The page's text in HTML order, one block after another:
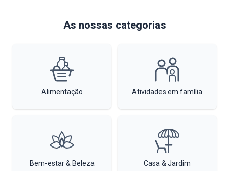
As nossas categorias
Alimentação Atividades em família
Bem-estar & Beleza Casa & Jardim